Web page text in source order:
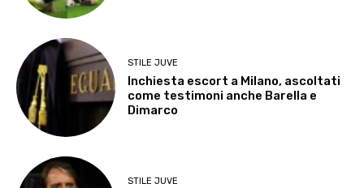
STILE JUVE
Inchiesta escort a Milano, ascoltati
come testimoni anche Barella e
Dimarco
STILE JUVE